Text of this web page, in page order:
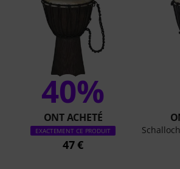
40%
ONT ACHETÉ
EXACTEMENT CE PRODUIT
47 €